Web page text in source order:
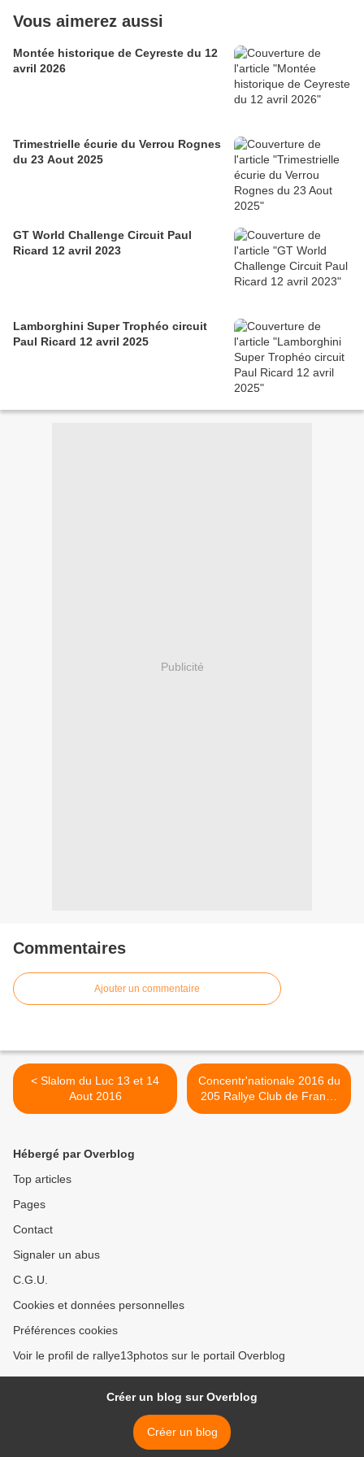
Vous aimerez aussi
Montée historique de Ceyreste du 12
avril 2026
Trimestrielle écurie du Verrou Rognes
du 23 Aout 2025
GT World Challenge Circuit Paul
Ricard 12 avril 2023
Lamborghini Super Trophéo circuit
Paul Ricard 12 avril 2025
Publicité
Commentaires
Ajouter un commentaire
< Slalom du Luc 13 et 14
Aout 2016
Concentr'nationale 2016 du
205 Rallye Club de France
>
Hébergé par Overblog
Top articles
Pages
Contact
Signaler un abus
C.G.U.
Cookies et données personnelles
Préférences cookies
Voir le profil de rallye13photos sur le portail Overblog
Créer un blog sur Overblog
Créer un blog